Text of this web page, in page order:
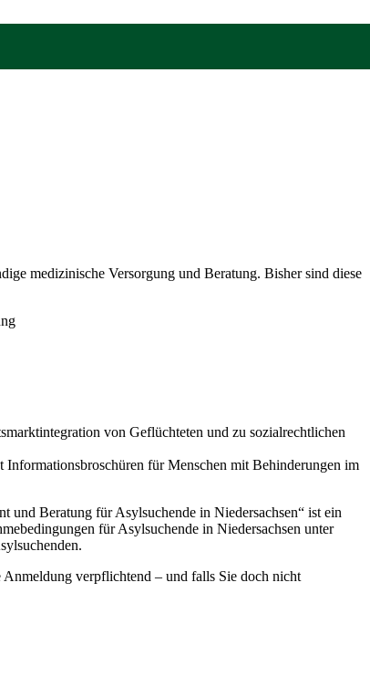
medizinische Versorgung und Beratung. Bisher sind diese
von Geflüchteten und zu sozialrechtlichen
für Menschen mit Behinderungen im
Beratung für Asylsuchende in Niedersachsen“ ist ein
für Asylsuchende in Niedersachsen unter
verpflichtend – und falls Sie doch nicht